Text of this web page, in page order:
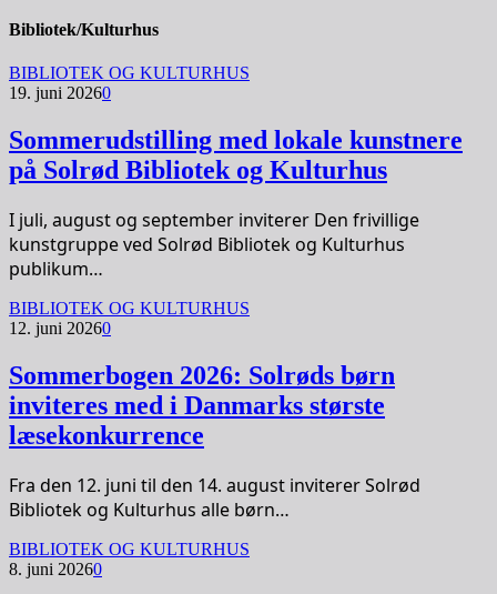
Bibliotek/Kulturhus
BIBLIOTEK OG KULTURHUS
19. juni 20260
Sommerudstilling med lokale kunstnere
på Solrød Bibliotek og Kulturhus
I juli, august og september inviterer Den frivillige
kunstgruppe ved Solrød Bibliotek og Kulturhus
publikum…
BIBLIOTEK OG KULTURHUS
12. juni 20260
Sommerbogen 2026: Solrøds børn
inviteres med i Danmarks største
læsekonkurrence
Fra den 12. juni til den 14. august inviterer Solrød
Bibliotek og Kulturhus alle børn…
BIBLIOTEK OG KULTURHUS
8. juni 20260